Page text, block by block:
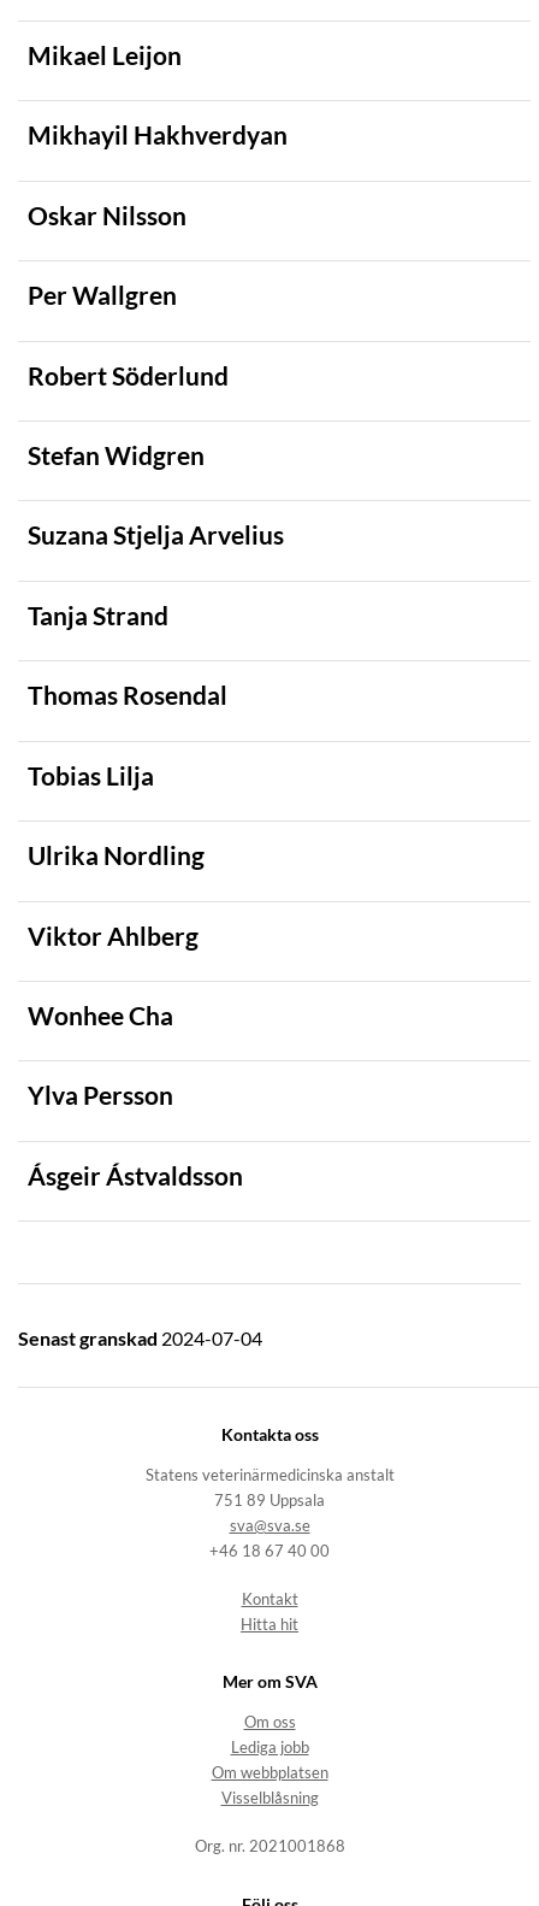
Mikael Leijon
Mikhayil Hakhverdyan
Oskar Nilsson
Per Wallgren
Robert Söderlund
Stefan Widgren
Suzana Stjelja Arvelius
Tanja Strand
Thomas Rosendal
Tobias Lilja
Ulrika Nordling
Viktor Ahlberg
Wonhee Cha
Ylva Persson
Ásgeir Ástvaldsson
Senast granskad 2024-07-04
Kontakta oss
Statens veterinärmedicinska anstalt
751 89 Uppsala
sva@sva.se
+46 18 67 40 00
Kontakt
Hitta hit
Mer om SVA
Om oss
Lediga jobb
Om webbplatsen
Visselblåsning
Org. nr. 2021001868